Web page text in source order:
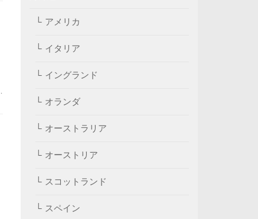
アメリカ
イタリア
イングランド
オランダ
オーストラリア
オーストリア
スコットランド
スペイン